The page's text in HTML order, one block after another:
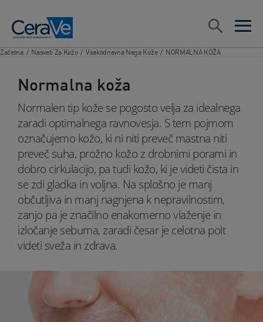
open
open
Search
Začetna / Nasveti Za Kožo / Vsakodnevna Nega Kože / NORMALNA KOŽA
Normalna koža
Normalen tip kože se pogosto velja za idealnega
zaradi optimalnega ravnovesja. S tem pojmom
označujemo kožo, ki ni niti preveč mastna niti
preveč suha, prožno kožo z drobnimi porami in
dobro cirkulacijo, pa tudi kožo, ki je videti čista in
se zdi gladka in voljna. Na splošno je manj
občutljiva in manj nagnjena k nepravilnostim,
zanjo pa je značilno enakomerno vlaženje in
izločanje sebuma, zaradi česar je celotna polt
videti sveža in zdrava.